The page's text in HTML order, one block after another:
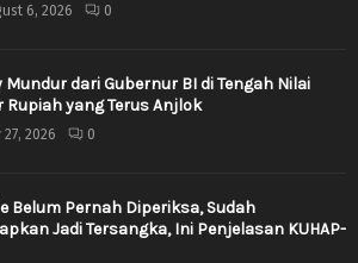
6, 2026 0
Mundur dari Gubernur BI di Tengah Nilai
Rupiah yang Terus Anjlok
27, 2026 0
Belum Pernah Diperiksa, Sudah
Jadi Tersangka, Ini Penjelasan KUHAP-